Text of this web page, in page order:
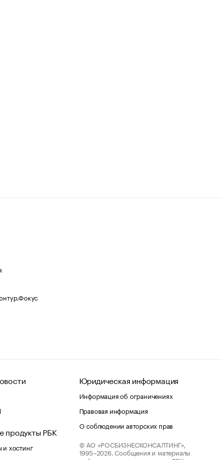
продукты РБК
хостинг
Юридическая информация
Информация об ограничениях
Правовая информация
О соблюдении авторских прав
© АО «РОСБИЗНЕСКОНСАЛТИНГ»,
1995–2026. Сообщения и материалы